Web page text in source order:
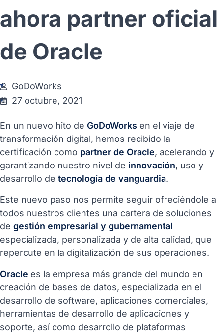
ahora partner oficial
de Oracle
GoDoWorks
27 octubre, 2021
En un nuevo hito de GoDoWorks en el viaje de
transformación digital, hemos recibido la
certificación como partner de Oracle, acelerando y
garantizando nuestro nivel de innovación, uso y
desarrollo de tecnología de vanguardia.
Este nuevo paso nos permite seguir ofreciéndole a
todos nuestros clientes una cartera de soluciones
de gestión empresarial y gubernamental
especializada, personalizada y de alta calidad, que
repercute en la digitalización de sus operaciones.
Oracle es la empresa más grande del mundo en
creación de bases de datos, especializada en el
desarrollo de software, aplicaciones comerciales,
herramientas de desarrollo de aplicaciones y
soporte, así como desarrollo de plataformas